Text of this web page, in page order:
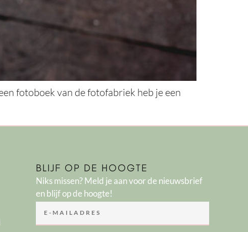
fotoboek van de fotofabriek heb je een
BLIJF OP DE HOOGTE
Niks missen? Meld je aan voor de nieuwsbrief
en blijf op de hoogte!